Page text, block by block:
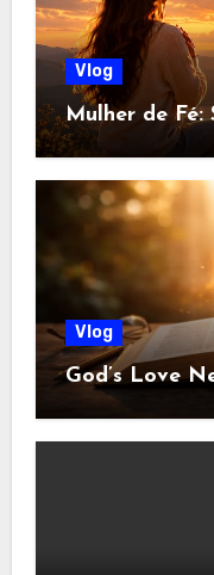
Vlog
Mulher de Fé:
Vlog
God’s Love